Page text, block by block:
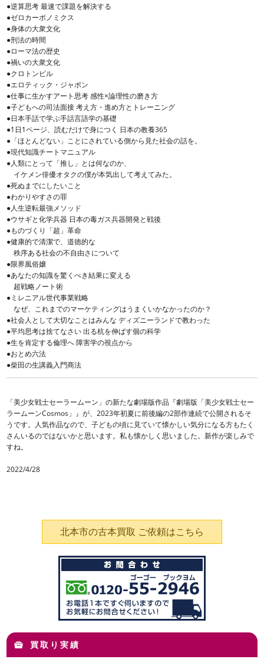
●逆算思考 最速で課題を解決する
●ゼロカーボノミクス
●身体の大衆文化
●刑法の時間
●ローマ法の歴史
●禍いの大衆文化
●クロトンビル
●エロティック・ジャポン
●仕事に生かすアート思考 感性×論理性の磨き方
●子どもへの司法面接 考え方・進め方とトレーニング
●日本手話で学ぶ手話言語学の基礎
●1日1ページ、読むだけで身につく 日本の教養365
●「ほとんどない」ことにされている側から見た社会の話を。
●現代知識チートマニュアル
●人類にとって「推し」とは何なのか、
イケメン俳優オタクの僕が本気出して考えてみた。
●死ぬまでにしたいこと
●わかりやすさの罪
●人生逆転最強メソッド
●ウサギと化学兵器 日本の毒ガス兵器開発と戦後
●ものづくり「超」革命
●健康的で清潔で、道徳的な
秩序ある社会の不自由さについて
●限界風俗嬢
●あなたの知識を驚くべき結果に変える
超戦略ノート術
●ミレニアル世代事業戦略
なぜ、これまでのマーケティングはうまくいかなかったのか？
●社会人として大切なことはみんな ディズニーランドで教わった
●平均思考は捨てなさい 出る杭を伸ばす個の科学
●生を肯定する倫理へ 障害学の視点から
●おとめ六法
●柴田の生講義入門商法
「美少女戦士セーラームーン」の新たな劇場版作品『劇場版「美少女戦士セー
ラームーンCosmos」』が、2023年初夏に前後編の2部作連続で公開されるそ
うです。人気作品なので、子どもの頃に見ていて懐かしい気分になる方もたく
さんいるのではないかと思います。私も懐かしく思いました。新作が楽しみで
すね。
2022/4/28
北本市の古本買取 ご依頼はこちら
買取り実績